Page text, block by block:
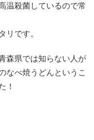
温殺菌しているので常
リです。
森県では知らない人が
なべ焼うどんというこ
！